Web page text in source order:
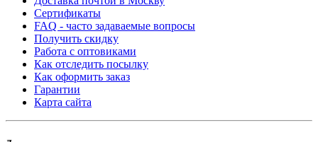
Сертификаты
FAQ - часто задаваемые вопросы
Получить скидку
Работа с оптовиками
Как отследить посылку
Как оформить заказ
Гарантии
Карта сайта